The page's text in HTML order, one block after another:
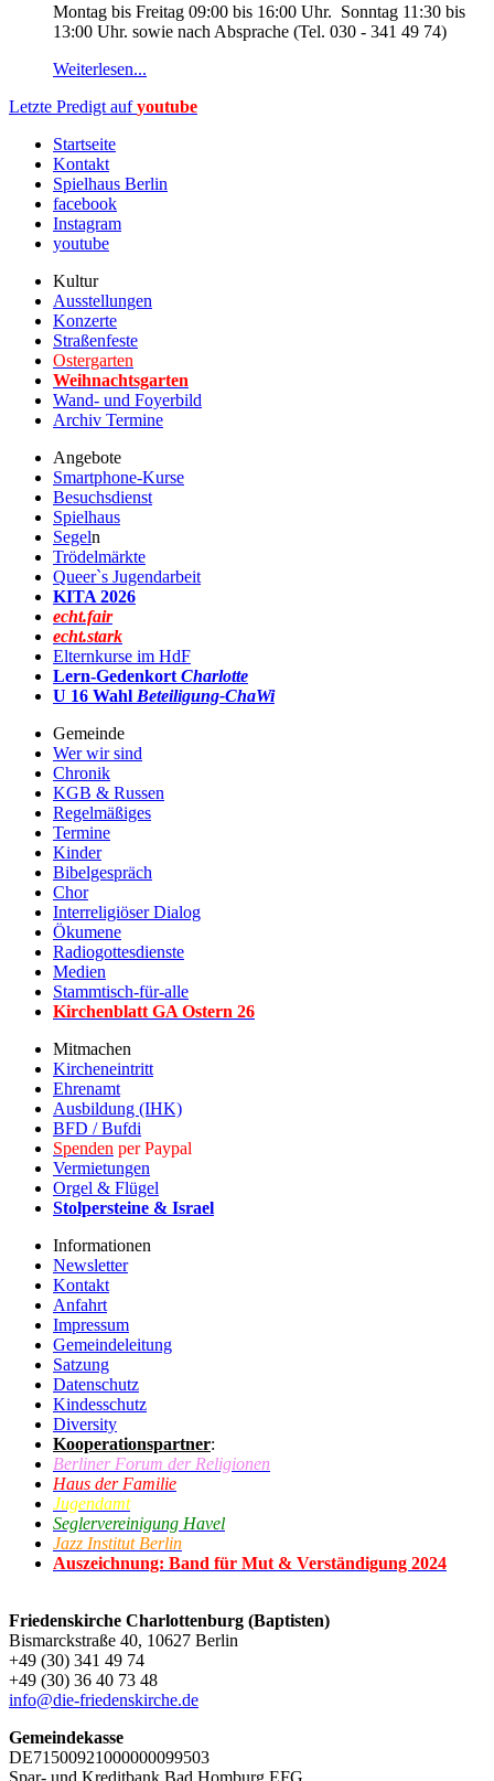
Montag bis Freitag 09:00 bis 16:00 Uhr. Sonntag 11:30 bis
13:00 Uhr. sowie nach Absprache (Tel. 030 - 341 49 74)
Weiterlesen...
Letzte Predigt auf youtube
Startseite
Kontakt
Spielhaus Berlin
facebook
Instagram
youtube
Kultur
Ausstellungen
Konzerte
Straßenfeste
Ostergarten
Weihnachtsgarten
Wand- und Foyerbild
Archiv Termine
Angebote
Smartphone-Kurse
Besuchsdienst
Spielhaus
Segeln
Trödelmärkte
Queer`s Jugendarbeit
KITA 2026
echt.fair
echt.stark
Elternkurse im HdF
Lern-Gedenkort Charlotte
U 16 Wahl Beteiligung-ChaWi
Gemeinde
Wer wir sind
Chronik
KGB & Russen
Regelmäßiges
Termine
Kinder
Bibelgespräch
Chor
Interreligiöser Dialog
Ökumene
Radiogottesdienste
Medien
Stammtisch-für-alle
Kirchenblatt GA Ostern 26
Mitmachen
Kircheneintritt
Ehrenamt
Ausbildung (IHK)
BFD / Bufdi
Spenden per Paypal
Vermietungen
Orgel & Flügel
Stolpersteine & Israel
Informationen
Newsletter
Kontakt
Anfahrt
Impressum
Gemeindeleitung
Satzung
Datenschutz
Kindesschutz
Diversity
Kooperationspartner:
Berliner Forum der Religionen
Haus der Familie
Jugendamt
Seglervereinigung Havel
Jazz Institut Berlin
Auszeichnung: Band für Mut & Verständigung 2024
Friedenskirche Charlottenburg (Baptisten)
Bismarckstraße 40, 10627 Berlin
+49 (30) 341 49 74
+49 (30) 36 40 73 48
info@die-friedenskirche.de
Gemeindekasse
DE71500921000000099503
Spar- und Kreditbank Bad Homburg EFG